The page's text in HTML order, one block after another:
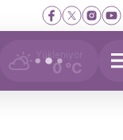
Yükleniyor
0 °C